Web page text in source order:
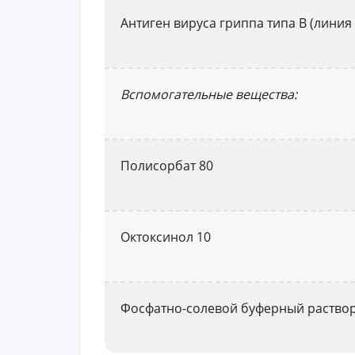
Антиген вируса гриппа типа В
Вспомогательные вещества:
Полисорбат 80
Октоксинол 10
Фосфатно-солевой буферный